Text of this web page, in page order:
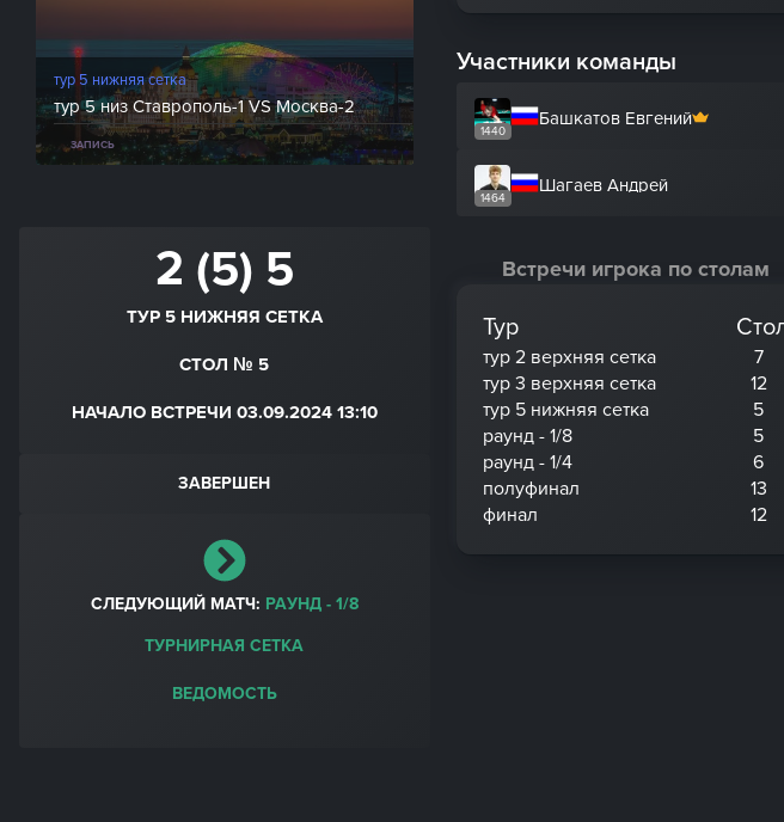
тур 5 нижняя сетка
тур 5 низ Ставрополь-1 VS Москва-2
ЗАПИСЬ
2 (5) 5
ТУР 5 НИЖНЯЯ СЕТКА
СТОЛ № 5
НАЧАЛО ВСТРЕЧИ 03.09.2024 13:10
ЗАВЕРШЕН
СЛЕДУЮЩИЙ МАТЧ: РАУНД - 1/8
ТУРНИРНАЯ СЕТКА
ВЕДОМОСТЬ
Участники команды
1440
Башкатов Евгений
1464
Шагаев Андрей
Встречи игрока по столам
Тур
тур 2 верхняя сетка
7
тур 3 верхняя сетка
12
тур 5 нижняя сетка
5
раунд - 1/8
5
раунд - 1/4
6
полуфинал
13
финал
12